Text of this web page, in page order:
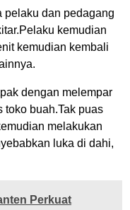
pelaku dan pedagang
kemudian
kemudian kembali
dengan melempar
toko buah.Tak puas
melakukan
luka di dahi,
Perkuat